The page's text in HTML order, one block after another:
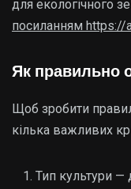
для екологічного
посиланням
Як правильно
Щоб зробити
кілька важливих
Тип культури —